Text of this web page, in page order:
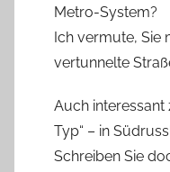
Metro-System?
Ich vermute, Sie
vertunnelte
Auch interessant
Typ“ – in
Schreiben Sie